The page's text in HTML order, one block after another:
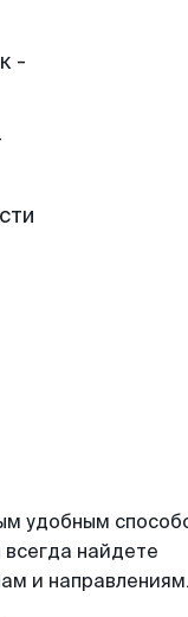
-
удобным
найдете
и направлениям.